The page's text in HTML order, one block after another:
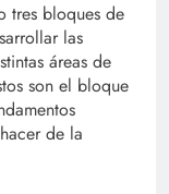
tres bloques de
las
áreas de
son el bloque
de la